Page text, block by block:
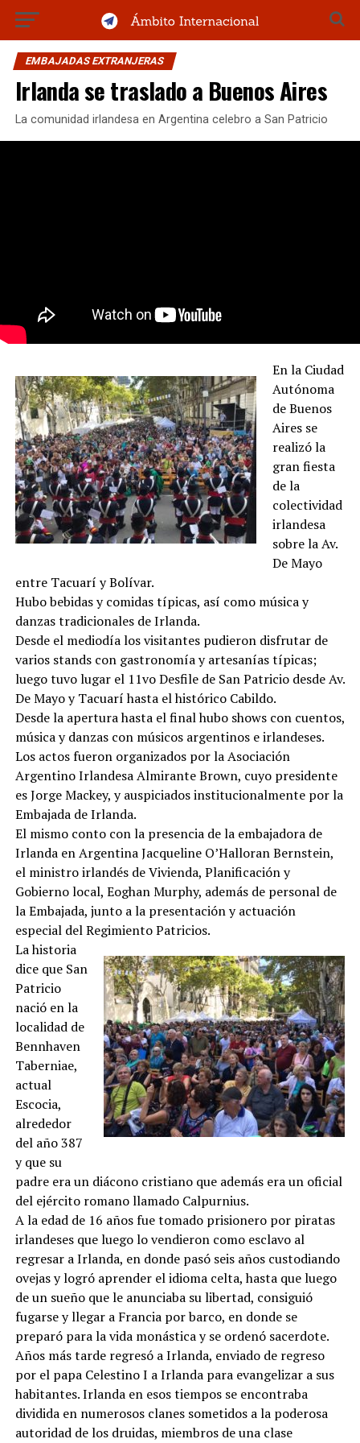
EMBAJADAS EXTRANJERAS
Irlanda se traslado a Buenos Aires
La comunidad irlandesa en Argentina celebro a San Patricio
En la Ciudad
Autónoma
de Buenos
Aires se
realizó la
gran fiesta
de la
colectividad
irlandesa
sobre la Av.
De Mayo
entre Tacuarí y Bolívar.
Hubo bebidas y comidas típicas, así como música y
danzas tradicionales de Irlanda.
Desde el mediodía los visitantes pudieron disfrutar de
varios stands con gastronomía y artesanías típicas;
luego tuvo lugar el 11vo Desfile de San Patricio desde Av.
De Mayo y Tacuarí hasta el histórico Cabildo.
Desde la apertura hasta el final hubo shows con cuentos,
música y danzas con músicos argentinos e irlandeses.
Los actos fueron organizados por la Asociación
Argentino Irlandesa Almirante Brown, cuyo presidente
es Jorge Mackey, y auspiciados institucionalmente por la
Embajada de Irlanda.
El mismo conto con la presencia de la embajadora de
Irlanda en Argentina Jacqueline O’Halloran Bernstein,
el ministro irlandés de Vivienda, Planificación y
Gobierno local, Eoghan Murphy, además de personal de
la Embajada, junto a la presentación y actuación
especial del Regimiento Patricios.
La historia
dice que San
Patricio
nació en la
localidad de
Bennhaven
Taberniae,
actual
Escocia,
alrededor
del año 387
y que su
padre era un diácono cristiano que además era un oficial
del ejército romano llamado Calpurnius.
A la edad de 16 años fue tomado prisionero por piratas
irlandeses que luego lo vendieron como esclavo al
regresar a Irlanda, en donde pasó seis años custodiando
ovejas y logró aprender el idioma celta, hasta que luego
de un sueño que le anunciaba su libertad, consiguió
fugarse y llegar a Francia por barco, en donde se
preparó para la vida monástica y se ordenó sacerdote.
Años más tarde regresó a Irlanda, enviado de regreso
por el papa Celestino I a Irlanda para evangelizar a sus
habitantes. Irlanda en esos tiempos se encontraba
dividida en numerosos clanes sometidos a la poderosa
autoridad de los druidas, miembros de una clase